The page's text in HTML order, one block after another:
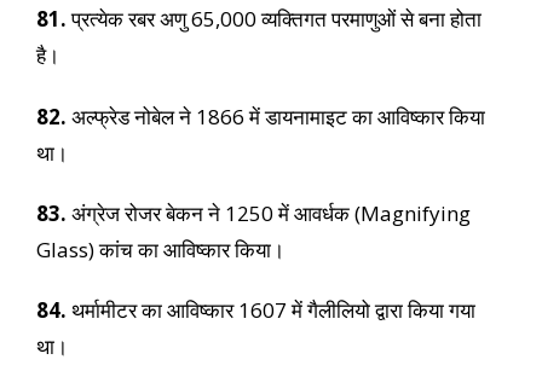
81.प्रत्येक रबर अणु 65,000 व्यक्तिगत परमाणुओं से बना होता
है।
82. अल्फ्रेड नोबेल ने 1866 में डायनामाइट का आविष्कार किया
था।
83. अंग्रेज रोजर बेकन ने 1250 में आवर्धक (Magnifying
Glass) कांच का आविष्कार किया।
84. थर्मामीटर का आविष्कार 1607 में गैलीलियो द्वारा किया गया
था।